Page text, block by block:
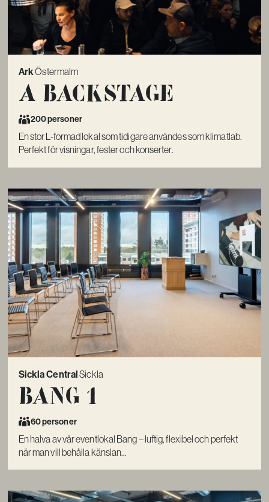
ArkÖstermalm
A Backstage
200 personer
En stor L-formad lokal som tidigare användes som klimatlab.
Perfekt för visningar, fester och konserter.
Sickla CentralSickla
Bang 1
60 personer
En halva av vår eventlokal Bang – luftig, flexibel och perfekt
när man vill behålla känslan...